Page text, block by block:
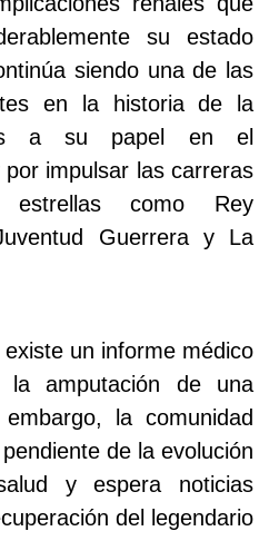
su estado
siendo una de las
en la historia de la
a su papel en el
impulsar las carreras
estrellas como Rey
Guerrera y La
un informe médico
la amputación de una
la comunidad
de la evolución
y espera noticias
del legendario